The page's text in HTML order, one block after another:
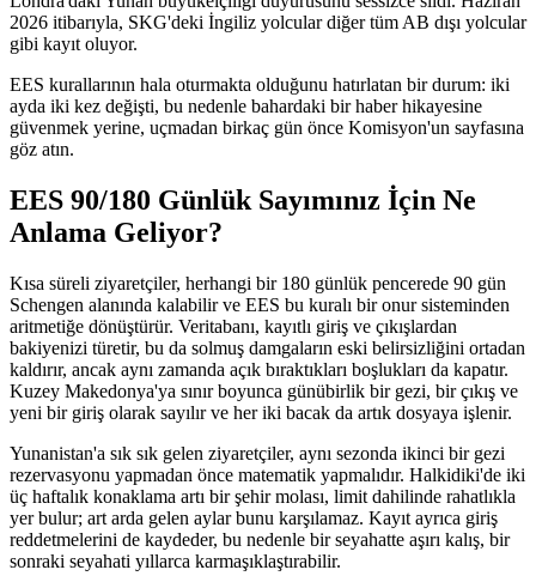
2026 itibarıyla, SKG'deki İngiliz yolcular diğer tüm AB dışı yolcular
gibi kayıt oluyor.
EES kurallarının hala oturmakta olduğunu hatırlatan bir durum: iki
ayda iki kez değişti, bu nedenle bahardaki bir haber hikayesine
güvenmek yerine, uçmadan birkaç gün önce Komisyon'un sayfasına
göz atın.
EES 90/180 Günlük Sayımınız İçin Ne
Anlama Geliyor?
Kısa süreli ziyaretçiler, herhangi bir 180 günlük pencerede 90 gün
Schengen alanında kalabilir ve EES bu kuralı bir onur sisteminden
aritmetiğe dönüştürür. Veritabanı, kayıtlı giriş ve çıkışlardan
bakiyenizi türetir, bu da solmuş damgaların eski belirsizliğini ortadan
kaldırır, ancak aynı zamanda açık bıraktıkları boşlukları da kapatır.
Kuzey Makedonya'ya sınır boyunca günübirlik bir gezi, bir çıkış ve
yeni bir giriş olarak sayılır ve her iki bacak da artık dosyaya işlenir.
Yunanistan'a sık sık gelen ziyaretçiler, aynı sezonda ikinci bir gezi
rezervasyonu yapmadan önce matematik yapmalıdır. Halkidiki'de iki
üç haftalık konaklama artı bir şehir molası, limit dahilinde rahatlıkla
yer bulur; art arda gelen aylar bunu karşılamaz. Kayıt ayrıca giriş
reddetmelerini de kaydeder, bu nedenle bir seyahatte aşırı kalış, bir
sonraki seyahati yıllarca karmaşıklaştırabilir.